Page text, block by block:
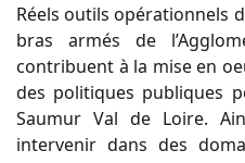
Réels outils opérationnels
bras armés de
contribuent à la mise en
des politiques publiques
Saumur Val de Loire.
intervenir dans des